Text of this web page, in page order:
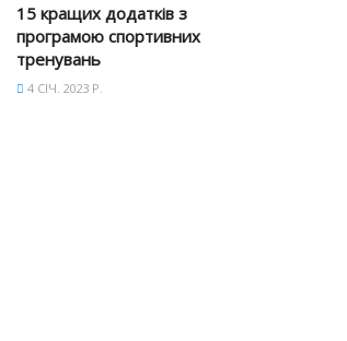
15 кращих додатків з
програмою спортивних
тренувань
4 СІЧ. 2023 Р.